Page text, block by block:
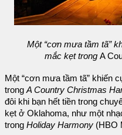
Một “cơn mưa tầm tã”
mắc kẹt trong A
Một “cơn mưa tầm tã” khiến
trong A Country Christmas
đôi khi bạn hết tiền trong
kẹt ở Oklahoma, như một
trong Holiday Harmony (HBO